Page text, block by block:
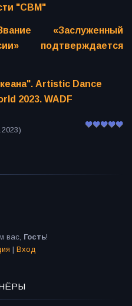
"СВМ"
«Заслуженный
подтверждается
Artistic Dance
2023. WADF
вас, Гость!
| Вход